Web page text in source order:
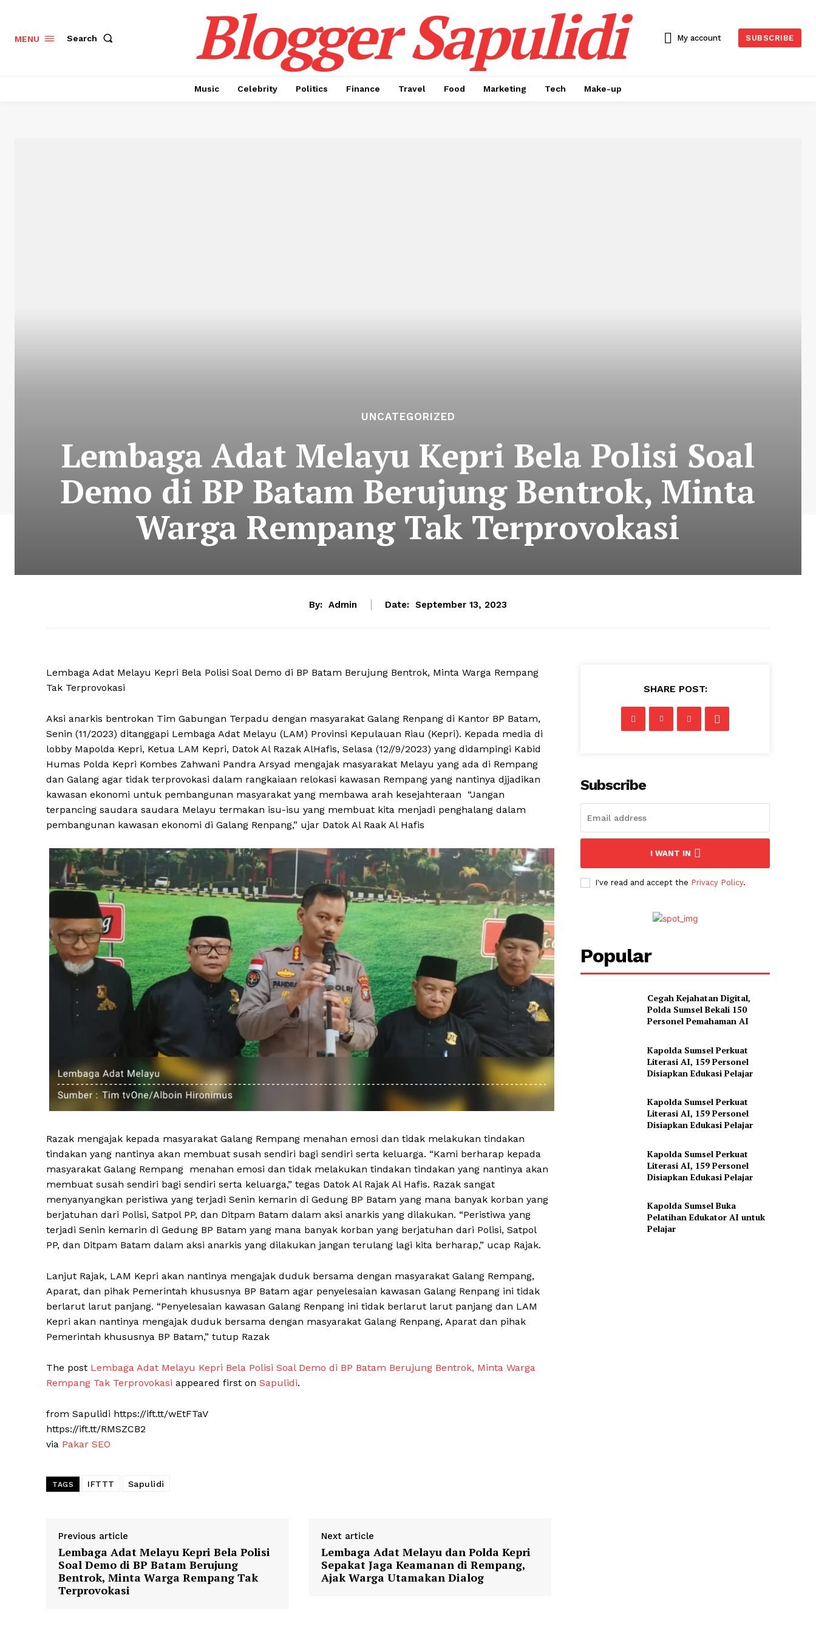
News Week
Magazine PRO Company
Contact us
Subscription Plans
My account
Klinik Gigi Terdekat
MENU Search Blogger Sapulidi My account SUBSCRIBE
Music Celebrity Politics Finance Travel Food Marketing Tech Make-up
UNCATEGORIZED
Lembaga Adat Melayu Kepri Bela Polisi Soal
Demo di BP Batam Berujung Bentrok, Minta
Warga Rempang Tak Terprovokasi
By: Admin Date: September 13, 2023
Lembaga Adat Melayu Kepri Bela Polisi Soal Demo di BP Batam Berujung Bentrok, Minta Warga Rempang
Tak Terprovokasi
Aksi anarkis bentrokan Tim Gabungan Terpadu dengan masyarakat Galang Renpang di Kantor BP Batam,
Senin (11/2023) ditanggapi Lembaga Adat Melayu (LAM) Provinsi Kepulauan Riau (Kepri). Kepada media di
lobby Mapolda Kepri, Ketua LAM Kepri, Datok Al Razak AlHafis, Selasa (12//9/2023) yang didampingi Kabid
Humas Polda Kepri Kombes Zahwani Pandra Arsyad mengajak masyarakat Melayu yang ada di Rempang
dan Galang agar tidak terprovokasi dalam rangkaiaan relokasi kawasan Rempang yang nantinya djjadikan
kawasan ekonomi untuk pembangunan masyarakat yang membawa arah kesejahteraan “Jangan
terpancing saudara saudara Melayu termakan isu-isu yang membuat kita menjadi penghalang dalam
pembangunan kawasan ekonomi di Galang Renpang,” ujar Datok Al Raak Al Hafis
Razak mengajak kepada masyarakat Galang Rempang menahan emosi dan tidak melakukan tindakan
tindakan yang nantinya akan membuat susah sendiri bagi sendiri serta keluarga. “Kami berharap kepada
masyarakat Galang Rempang menahan emosi dan tidak melakukan tindakan tindakan yang nantinya akan
membuat susah sendiri bagi sendiri serta keluarga,” tegas Datok Al Rajak Al Hafis. Razak sangat
menyanyangkan peristiwa yang terjadi Senin kemarin di Gedung BP Batam yang mana banyak korban yang
berjatuhan dari Polisi, Satpol PP, dan Ditpam Batam dalam aksi anarkis yang dilakukan. “Peristiwa yang
terjadi Senin kemarin di Gedung BP Batam yang mana banyak korban yang berjatuhan dari Polisi, Satpol
PP, dan Ditpam Batam dalam aksi anarkis yang dilakukan jangan terulang lagi kita berharap,” ucap Rajak.
Lanjut Rajak, LAM Kepri akan nantinya mengajak duduk bersama dengan masyarakat Galang Rempang,
Aparat, dan pihak Pemerintah khususnya BP Batam agar penyelesaian kawasan Galang Renpang ini tidak
berlarut larut panjang. “Penyelesaian kawasan Galang Renpang ini tidak berlarut larut panjang dan LAM
Kepri akan nantinya mengajak duduk bersama dengan masyarakat Galang Renpang, Aparat dan pihak
Pemerintah khususnya BP Batam,” tutup Razak
The post Lembaga Adat Melayu Kepri Bela Polisi Soal Demo di BP Batam Berujung Bentrok, Minta Warga
Rempang Tak Terprovokasi appeared first on Sapulidi.
from Sapulidi https://ift.tt/wEtFTaV
https://ift.tt/RMSZCB2
via Pakar SEO
TAGS IFTTT Sapulidi
Previous article
Lembaga Adat Melayu Kepri Bela Polisi
Soal Demo di BP Batam Berujung
Bentrok, Minta Warga Rempang Tak
Terprovokasi
Next article
Lembaga Adat Melayu dan Polda Kepri
Sepakat Jaga Keamanan di Rempang,
Ajak Warga Utamakan Dialog
SHARE POST:
Subscribe
I WANT IN
I've read and accept the Privacy Policy.
Popular
Cegah Kejahatan Digital,
Polda Sumsel Bekali 150
Personel Pemahaman AI
Kapolda Sumsel Perkuat
Literasi AI, 159 Personel
Disiapkan Edukasi Pelajar
Kapolda Sumsel Perkuat
Literasi AI, 159 Personel
Disiapkan Edukasi Pelajar
Kapolda Sumsel Perkuat
Literasi AI, 159 Personel
Disiapkan Edukasi Pelajar
Kapolda Sumsel Buka
Pelatihan Edukator AI untuk
Pelajar